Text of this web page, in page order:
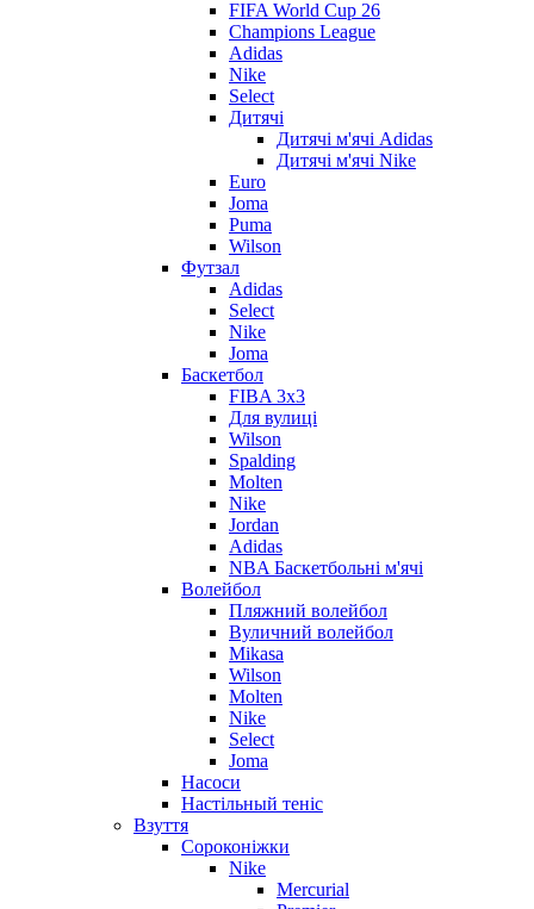
FIFA World Cup 26
Champions League
Adidas
Nike
Select
Дитячі
Дитячі м'ячі Adidas
Дитячі м'ячі Nike
Euro
Joma
Puma
Wilson
Футзал
Adidas
Select
Nike
Joma
Баскетбол
FIBA 3x3
Для вулиці
Wilson
Spalding
Molten
Nike
Jordan
Adidas
NBA Баскетбольні м'ячі
Волейбол
Пляжний волейбол
Вуличний волейбол
Mikasa
Wilson
Molten
Nike
Select
Joma
Насоси
Настільный теніс
Взуття
Сороконіжки
Nike
Mercurial